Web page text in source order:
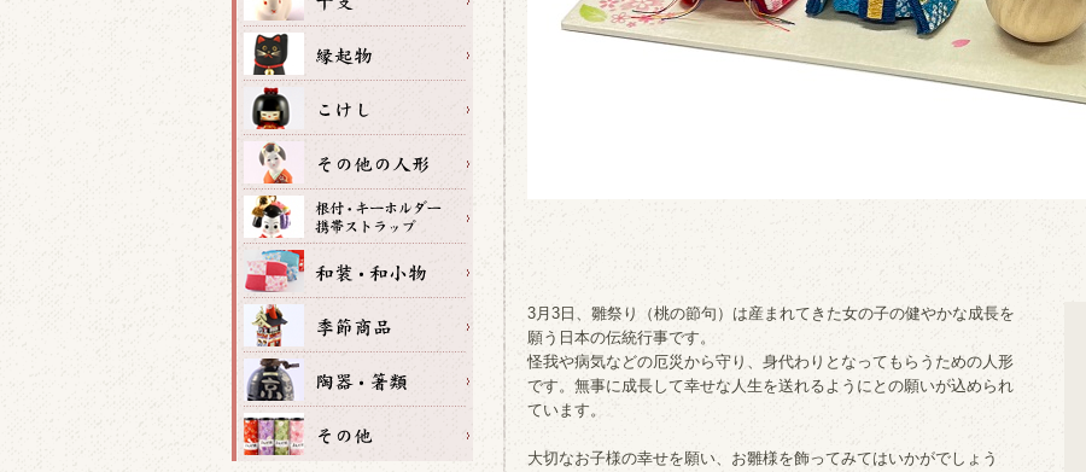
3月3日、雛祭り（桃の節句）は産まれてきた女の子の健やかな成長を
願う日本の伝統行事です。
怪我や病気などの厄災から守り、身代わりとなってもらうための人形
です。無事に成長して幸せな人生を送れるようにとの願いが込められ
ています。
大切なお子様の幸せを願い、お雛様を飾ってみてはいかがでしょう